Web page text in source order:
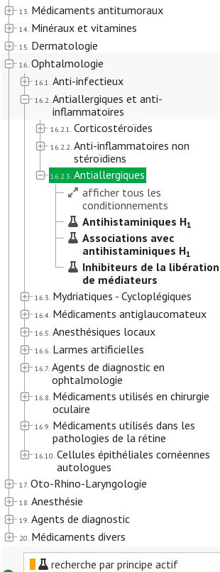
13. Médicaments antitumoraux
14. Minéraux et vitamines
15. Dermatologie
16. Ophtalmologie
16.1. Anti-infectieux
16.2. Antiallergiques et anti-
inflammatoires
16.2.1. Corticostéroïdes
16.2.2. Anti-inflammatoires non
stéroïdiens
16.2.3. Antiallergiques
afficher tous les
conditionnements
Antihistaminiques H1
Associations avec
antihistaminiques H1
Inhibiteurs de la libération
de médiateurs
16.3. Mydriatiques - Cycloplégiques
16.4. Médicaments antiglaucomateux
16.5. Anesthésiques locaux
16.6. Larmes artificielles
16.7. Agents de diagnostic en
ophtalmologie
16.8. Médicaments utilisés en chirurgie
oculaire
16.9. Médicaments utilisés dans les
pathologies de la rétine
16.10. Cellules épithéliales cornéennes
autologues
17. Oto-Rhino-Laryngologie
18. Anesthésie
19. Agents de diagnostic
20. Médicaments divers
recherche par principe actif